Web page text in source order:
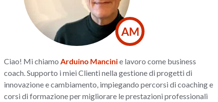
AM
Ciao! Mi chiamo Arduino Mancinie lavoro come business
coach. Supporto i miei Clienti nella gestione di progetti di
innovazione e cambiamento, impiegando percorsi di coaching e
corsi di formazione per migliorare le prestazioni professionali